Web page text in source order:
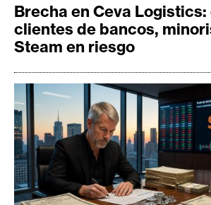
Brecha en Ceva
clientes de bancos,
Steam en riesgo